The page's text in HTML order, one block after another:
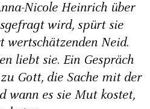
Nicole Heinrich über
wird, spürt sie
wertschätzenden Neid.
liebt sie. Ein Gespräch
Gott, die Sache mit der
wann es sie Mut kostet,